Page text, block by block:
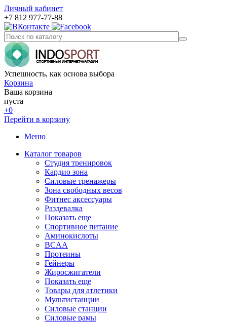
Личный кабинет
+7 812 977-77-88
Успешность, как основа выбора
Корзина
Ваша корзина
пуста
+0
Перейти в корзину
Меню
Каталог товаров
Студия тренировок
Кардио зона
Силовые тренажеры
Зона свободных весов
Фитнес аксессуары
Раздевалка
Показать еще
Спортивное питание
Аминокислоты
BCAA
Протеины
Гейнеры
Жиросжигатели
Показать еще
Товары для атлетики
Мультистанции
Силовые станции
Силовые рамы